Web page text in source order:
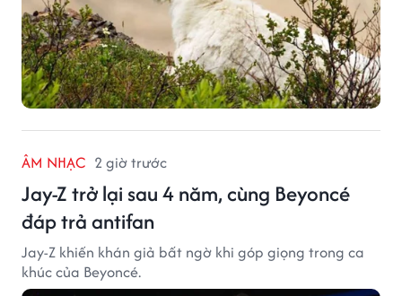
ÂM NHẠC 2 giờ trước
Jay-Z trở lại sau 4 năm, cùng Beyoncé
đáp trả antifan
Jay-Z khiến khán giả bất ngờ khi góp giọng trong ca
khúc của Beyoncé.